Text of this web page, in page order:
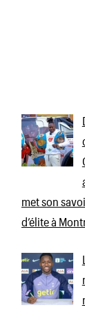
met son
d’élite à